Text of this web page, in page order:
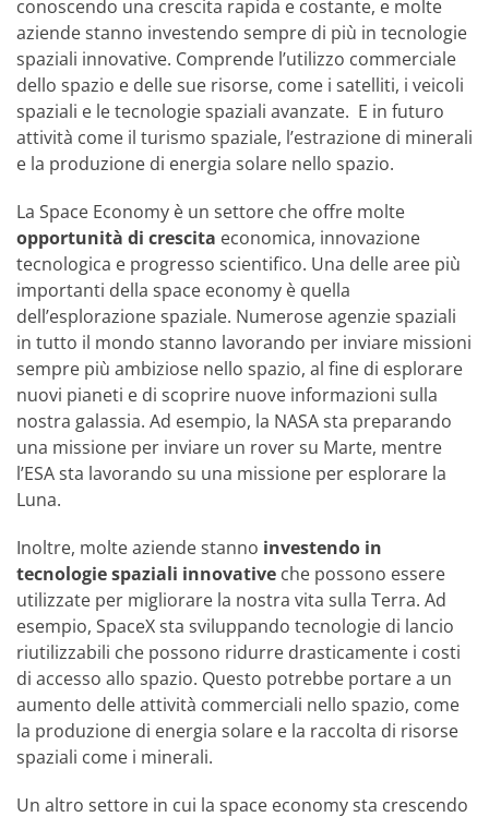
conoscendo una crescita rapida e costante, e molte
aziende stanno investendo sempre di più in tecnologie
spaziali innovative. Comprende l’utilizzo commerciale
dello spazio e delle sue risorse, come i satelliti, i veicoli
spaziali e le tecnologie spaziali avanzate. E in futuro
attività come il turismo spaziale, l’estrazione di minerali
e la produzione di energia solare nello spazio.
La Space Economy è un settore che offre molte
opportunità di crescita economica, innovazione
tecnologica e progresso scientifico. Una delle aree più
importanti della space economy è quella
dell’esplorazione spaziale. Numerose agenzie spaziali
in tutto il mondo stanno lavorando per inviare missioni
sempre più ambiziose nello spazio, al fine di esplorare
nuovi pianeti e di scoprire nuove informazioni sulla
nostra galassia. Ad esempio, la NASA sta preparando
una missione per inviare un rover su Marte, mentre
l’ESA sta lavorando su una missione per esplorare la
Luna.
Inoltre, molte aziende stanno investendo in
tecnologie spaziali innovative che possono essere
utilizzate per migliorare la nostra vita sulla Terra. Ad
esempio, SpaceX sta sviluppando tecnologie di lancio
riutilizzabili che possono ridurre drasticamente i costi
di accesso allo spazio. Questo potrebbe portare a un
aumento delle attività commerciali nello spazio, come
la produzione di energia solare e la raccolta di risorse
spaziali come i minerali.
Un altro settore in cui la space economy sta crescendo